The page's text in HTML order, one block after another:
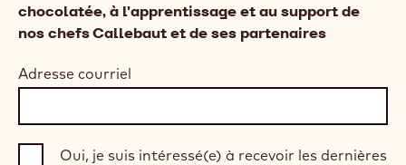
chocolatée, à l'apprentissage et au support de
nos chefs Callebaut et de ses partenaires
Adresse courriel
Oui, je suis intéressé(e) à recevoir les dernières